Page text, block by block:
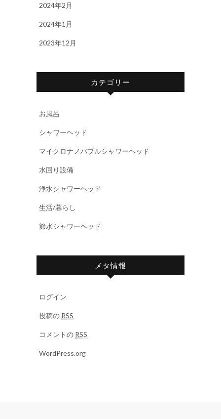
2024年2月
2024年1月
2023年12月
カテゴリー
お風呂
シャワーヘッド
マイクロナノバブルシャワーヘッド
水回り設備
浄水シャワーヘッド
生活/暮らし
節水シャワーヘッド
メタ情報
ログイン
投稿の RSS
コメントの RSS
WordPress.org